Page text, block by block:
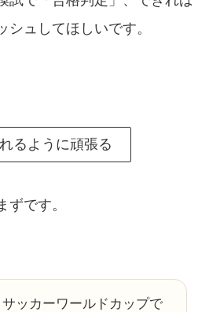
シュしてほしいです。
るように頑張る
ずです。
ッカーワールドカップで